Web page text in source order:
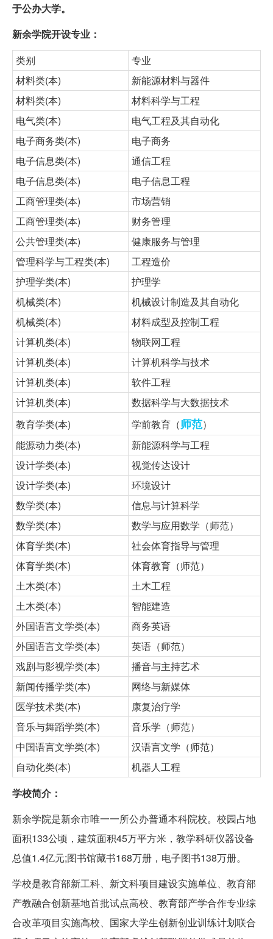
于公办大学。
新余学院开设专业：
类别
专业
材料类(本)
新能源材料与器件
材料类(本)
材料科学与工程
电气类(本)
电气工程及其自动化
电子商务类(本)
电子商务
电子信息类(本)
通信工程
电子信息类(本)
电子信息工程
工商管理类(本)
市场营销
工商管理类(本)
财务管理
公共管理类(本)
健康服务与管理
管理科学与工程类(本)
工程造价
护理学类(本)
护理学
机械类(本)
机械设计制造及其自动化
机械类(本)
材料成型及控制工程
计算机类(本)
物联网工程
计算机类(本)
计算机科学与技术
计算机类(本)
软件工程
计算机类(本)
数据科学与大数据技术
教育学类(本)
学前教育（师范）
能源动力类(本)
新能源科学与工程
设计学类(本)
视觉传达设计
设计学类(本)
环境设计
数学类(本)
信息与计算科学
数学类(本)
数学与应用数学（师范）
体育学类(本)
社会体育指导与管理
体育学类(本)
体育教育（师范）
土木类(本)
土木工程
土木类(本)
智能建造
外国语言文学类(本)
商务英语
外国语言文学类(本)
英语（师范）
戏剧与影视学类(本)
播音与主持艺术
新闻传播学类(本)
网络与新媒体
医学技术类(本)
康复治疗学
音乐与舞蹈学类(本)
音乐学（师范）
中国语言文学类(本)
汉语言文学（师范）
自动化类(本)
机器人工程
学校简介：
新余学院是新余市唯一一所公办普通本科院校。校园占地
面积133公顷，建筑面积45万平方米，教学科研仪器设备
总值1.4亿元;图书馆藏书168万册，电子图书138万册。
学校是教育部新工科、新文科项目建设实施单位、教育部
产教融合创新基地首批试点高校、教育部产学合作专业综
合改革项目实施高校、国家大学生创新创业训练计划联合